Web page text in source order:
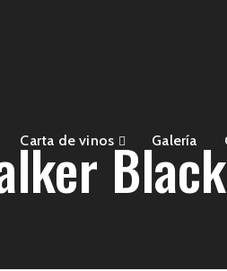
Carta de vinos Galería
Black